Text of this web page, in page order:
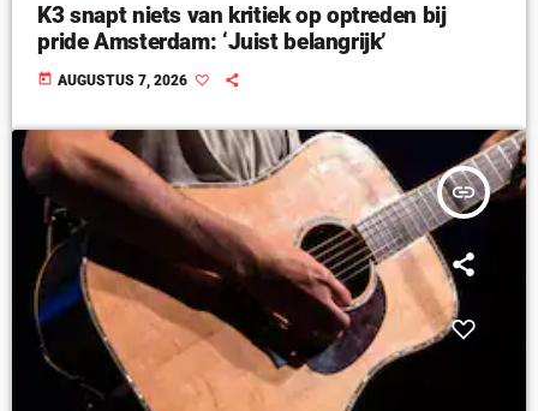
K3 snapt niets van kritiek op optreden bij
pride Amsterdam: ‘Juist belangrijk’
today AUGUSTUS 7, 2026
insert_link